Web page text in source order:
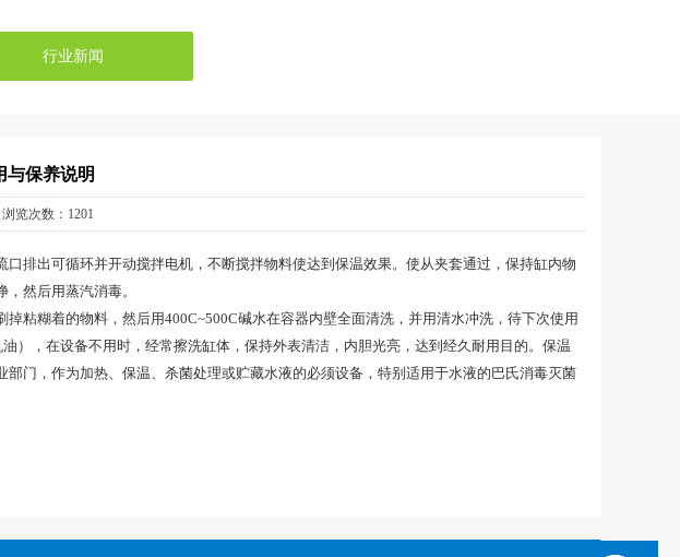
行业新闻
与保养说明
览次数：1201
排出可循环并开动搅拌电机，不断搅拌物料使达到保温效果。使从夹套通过，保持缸内物
然后用蒸汽消毒。
粘糊着的物料，然后用400C~500C碱水在容器内壁全面清洗，并用清水冲洗，待下次使用
），在设备不用时，经常擦洗缸体，保持外表清洁，内胆光亮，达到经久耐用目的。保温
门，作为加热、保温、杀菌处理或贮藏水液的必须设备，特别适用于水液的巴氏消毒灭菌